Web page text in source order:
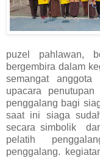
puzel pahlawan,
bergembira dalam
semangat anggota
upacara
penggalang bagi
saat ini siaga
secara simbolik
pelatih
penggalang.